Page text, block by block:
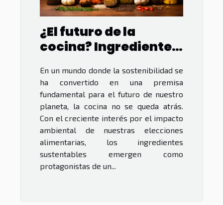
¿El futuro de la
cocina? Ingredientes
En un mundo donde la sostenibilidad se
ha convertido en una premisa
fundamental para el futuro de nuestro
planeta, la cocina no se queda atrás.
Con el creciente interés por el impacto
ambiental de nuestras elecciones
alimentarias, los ingredientes
sustentables emergen como
protagonistas de un...